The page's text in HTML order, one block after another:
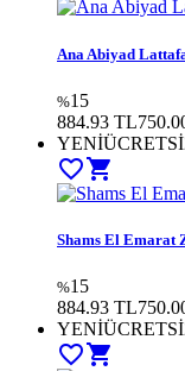
Ana Abiyad
%15
884.93 TL
YENİ
favorite_bordershopping_cart
Shams El Emarat
%15
884.93 TL
YENİ
favorite_bordershopping_cart